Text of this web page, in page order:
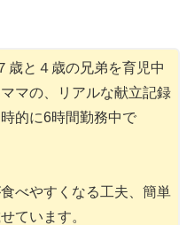
歳と４歳の兄弟を育児中
マの、リアルな献立記録
的に6時間勤務中で
べやすくなる工夫、簡単
ています。